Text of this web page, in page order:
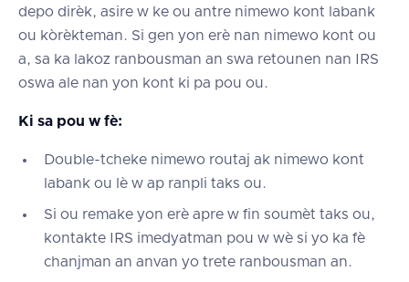
depo dirèk, asire w ke ou antre nimewo kont labank
ou kòrèkteman. Si gen yon erè nan nimewo kont ou
a, sa ka lakoz ranbousman an swa retounen nan IRS
oswa ale nan yon kont ki pa pou ou.
Ki sa pou w fè:
Double-tcheke nimewo routaj ak nimewo kont
labank ou lè w ap ranpli taks ou.
Si ou remake yon erè apre w fin soumèt taks ou,
kontakte IRS imedyatman pou w wè si yo ka fè
chanjman an anvan yo trete ranbousman an.